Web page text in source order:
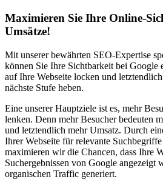
Maximieren Sie Ihre Online-
Umsätze!
Mit unserer bewährten SEO-Expertise
können Sie Ihre Sichtbarkeit bei Google
auf Ihre Webseite locken und
nächste Stufe heben.
Eine unserer Hauptziele ist es, mehr
lenken. Denn mehr Besucher bedeuten
und letztendlich mehr Umsatz. Durch
Ihrer Webseite für relevante
maximieren wir die Chancen, dass Ihre
Suchergebnissen von Google angezeigt
organischen Traffic generiert.